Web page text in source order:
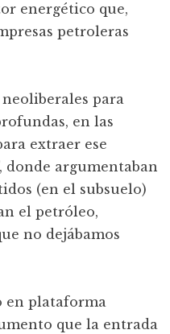
energético que,
petroleras
para
en las
extraer ese
donde argumentaban
(en el subsuelo)
el petróleo,
no dejábamos
en plataforma
que la entrada